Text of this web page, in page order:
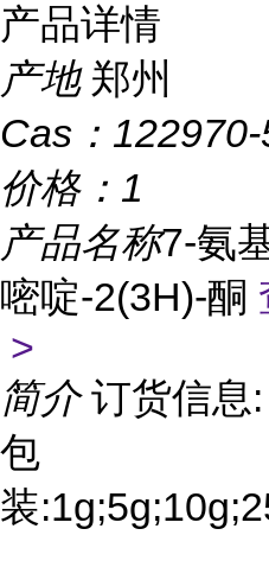
产品详情
产地 郑州
Cas：
价格： 1
产品名称7-氨
嘧啶-2(3H)-酮
>
简介 订货信息:
包
装